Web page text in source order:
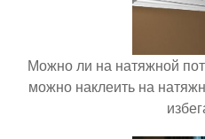
Можно ли на натяжной
можно наклеить на